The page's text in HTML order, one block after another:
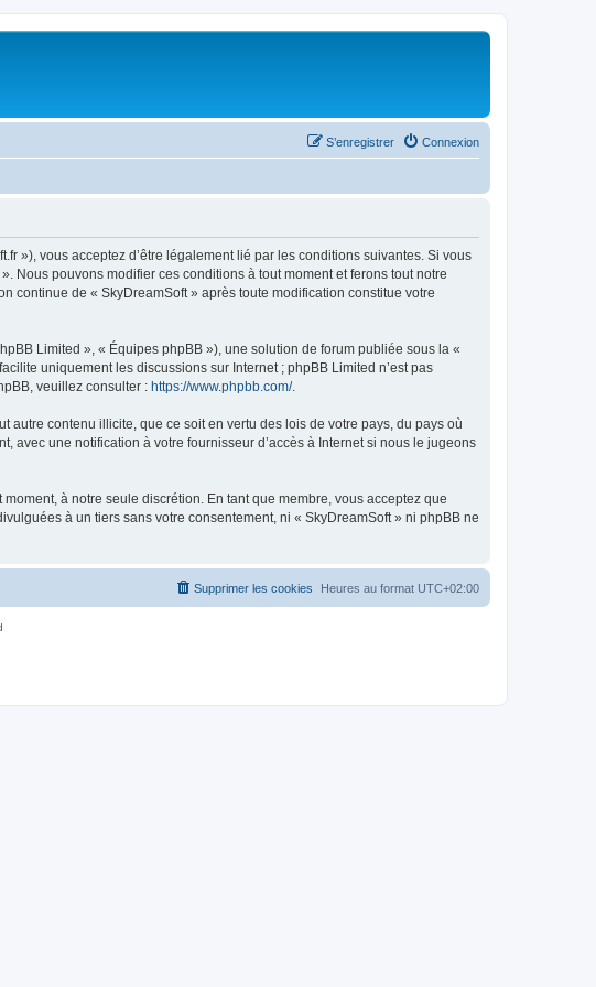
Connexion
S’enregistrer
»), vous acceptez d’être légalement lié par les conditions suivantes. Si vous
Nous pouvons modifier ces conditions à tout moment et ferons tout notre
continue de « SkyDreamSoft » après toute modification constitue votre
Limited », « Équipes phpBB »), une solution de forum publiée sous la «
uniquement les discussions sur Internet ; phpBB Limited n’est pas
veuillez consulter : https://www.phpbb.com/.
contenu illicite, que ce soit en vertu des lois de votre pays, du pays où
avec une notification à votre fournisseur d’accès à Internet si nous le jugeons
à notre seule discrétion. En tant que membre, vous acceptez que
à un tiers sans votre consentement, ni « SkyDreamSoft » ni phpBB ne
Heures au format UTC+02:00
Supprimer les cookies